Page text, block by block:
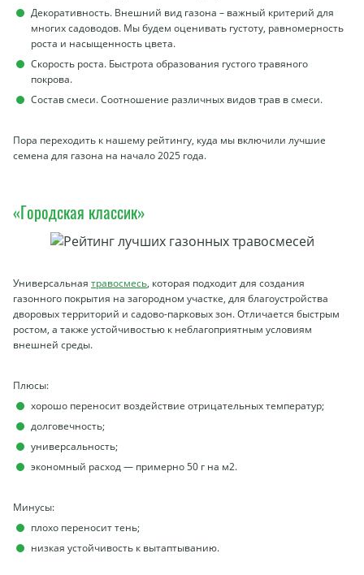
Декоративность. Внешний вид газона – важный критерий для
многих садоводов. Мы будем оценивать густоту, равномерность
роста и насыщенность цвета.
Скорость роста. Быстрота образования густого травяного
покрова.
Состав смеси. Соотношение различных видов трав в смеси.
Пора переходить к нашему рейтингу, куда мы включили лучшие
семена для газона на начало 2025 года.
«Городская классик»
Универсальная травосмесь, которая подходит для создания
газонного покрытия на загородном участке, для благоустройства
дворовых территорий и садово-парковых зон. Отличается быстрым
ростом, а также устойчивостью к неблагоприятным условиям
внешней среды.
Плюсы:
хорошо переносит воздействие отрицательных температур;
долговечность;
универсальность;
экономный расход — примерно 50 г на м2.
Минусы:
плохо переносит тень;
низкая устойчивость к вытаптыванию.